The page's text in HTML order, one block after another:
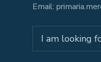
Email:
for: